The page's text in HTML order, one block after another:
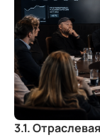
3.1.